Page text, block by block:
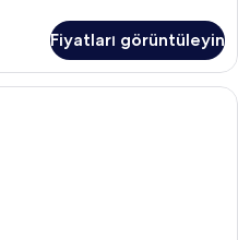
Fiyatları görüntüleyin
Masa, ses yalıtımı, ütü/ütü masası,